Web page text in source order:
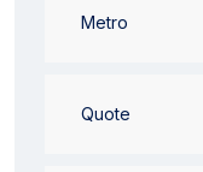
Metro
Quote